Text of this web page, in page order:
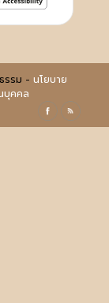
รรม - นโยบาย
บุคคล